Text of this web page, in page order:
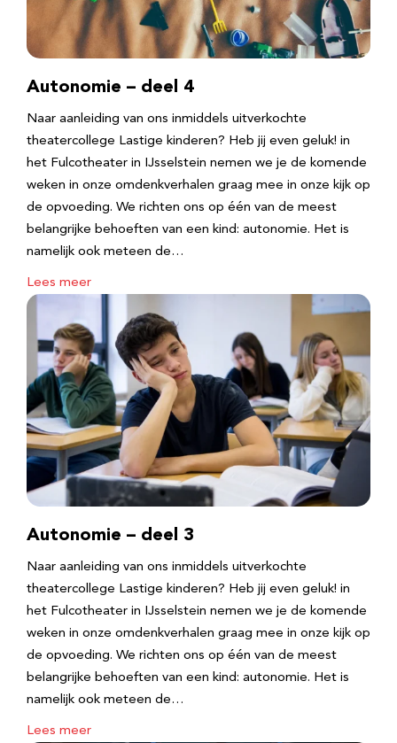
Autonomie – deel 4
Naar aanleiding van ons inmiddels uitverkochte
theatercollege Lastige kinderen? Heb jij even geluk! in
het Fulcotheater in IJsselstein nemen we je de komende
weken in onze omdenkverhalen graag mee in onze kijk op
de opvoeding. We richten ons op één van de meest
belangrijke behoeften van een kind: autonomie. Het is
namelijk ook meteen de…
Lees meer
Autonomie – deel 3
Naar aanleiding van ons inmiddels uitverkochte
theatercollege Lastige kinderen? Heb jij even geluk! in
het Fulcotheater in IJsselstein nemen we je de komende
weken in onze omdenkverhalen graag mee in onze kijk op
de opvoeding. We richten ons op één van de meest
belangrijke behoeften van een kind: autonomie. Het is
namelijk ook meteen de…
Lees meer